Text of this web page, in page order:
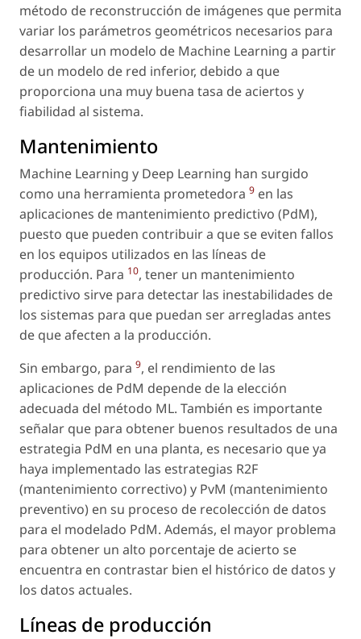
método de reconstrucción de imágenes que permita
variar los parámetros geométricos necesarios para
desarrollar un modelo de Machine Learning a partir
de un modelo de red inferior, debido a que
proporciona una muy buena tasa de aciertos y
fiabilidad al sistema.
Mantenimiento
Machine Learning y Deep Learning han surgido
como una herramienta prometedora 9 en las
aplicaciones de mantenimiento predictivo (PdM),
puesto que pueden contribuir a que se eviten fallos
en los equipos utilizados en las líneas de
producción. Para 10, tener un mantenimiento
predictivo sirve para detectar las inestabilidades de
los sistemas para que puedan ser arregladas antes
de que afecten a la producción.
Sin embargo, para 9, el rendimiento de las
aplicaciones de PdM depende de la elección
adecuada del método ML. También es importante
señalar que para obtener buenos resultados de una
estrategia PdM en una planta, es necesario que ya
haya implementado las estrategias R2F
(mantenimiento correctivo) y PvM (mantenimiento
preventivo) en su proceso de recolección de datos
para el modelado PdM. Además, el mayor problema
para obtener un alto porcentaje de acierto se
encuentra en contrastar bien el histórico de datos y
los datos actuales.
Líneas de producción